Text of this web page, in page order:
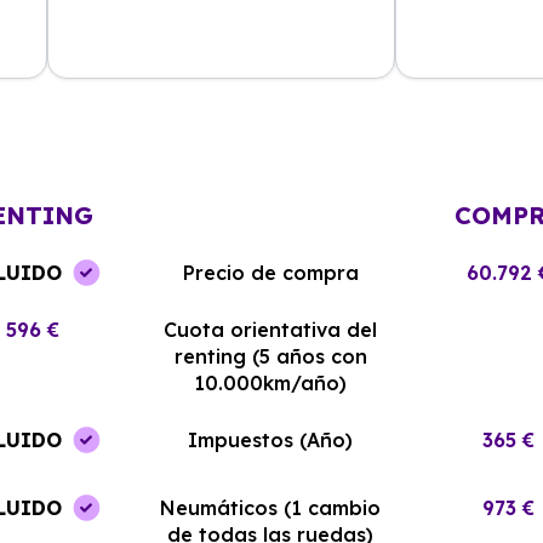
Precio de compra 60.792
596 €
Cuota orientativa del
renting (5 años con
10.000km/año)
Impuestos (Año) 365 €
Neumáticos (1 cambio
de todas las ruedas)
973 €